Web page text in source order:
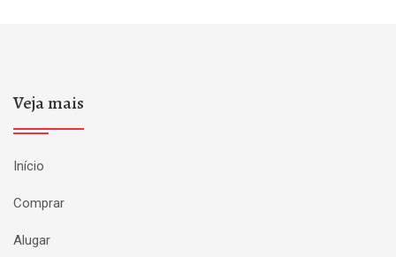
Veja mais
Início
Comprar
Alugar